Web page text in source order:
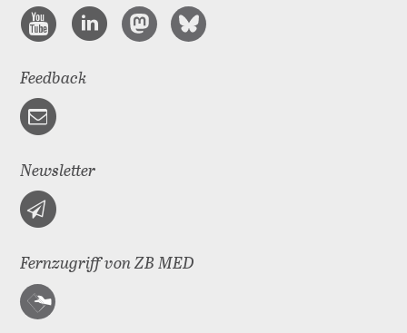
Feedback
Newsletter
Fernzugriff von ZB MED